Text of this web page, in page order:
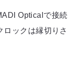
Opticalで接続
ロックは縁切りさ